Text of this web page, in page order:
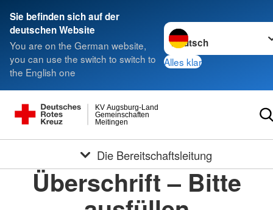
Sie befinden sich auf der
deutschen Website
You are on the German website,
you can use the switch to switch to
the English one
Sprache wechseln zu
Alles klar
Meitingen
Gemeinschaften
KV Augsburg-Land
Die Bereitschaftsleitung
Überschrift – Bitte